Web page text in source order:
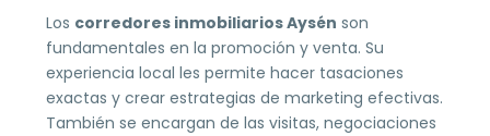
Los corredores inmobiliarios Aysén son
fundamentales en la promoción y venta. Su
experiencia local les permite hacer tasaciones
exactas y crear estrategias de marketing efectivas.
También se encargan de las visitas, negociaciones